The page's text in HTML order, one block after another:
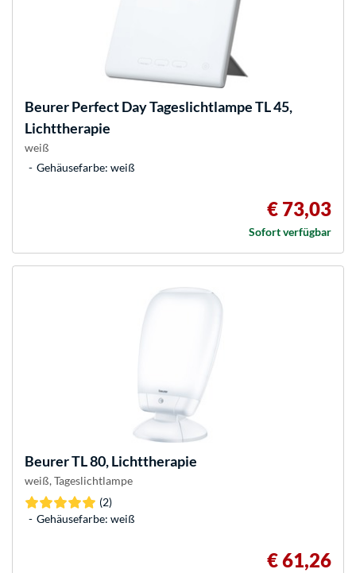
BeurerPerfect Day Tageslichtlampe TL 45,
Lichttherapie
weiß
Gehäusefarbe: weiß
€ 73,03
Sofort verfügbar
BeurerTL 80, Lichttherapie
weiß, Tageslichtlampe
(2)
Gehäusefarbe: weiß
€ 61,26